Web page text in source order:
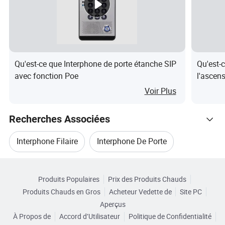
&téléphone AC110-240V
Le
Sonnette 1*Bouton de sonnette
Téléphone
2*Touche de déverrouillage
Métho
de
d'insta
Méthode
d'installati
on
La vis d'installation et de ruban
double face de l'installation
onnem
La
poussière
IP65
Qu'est-ce que Interphone de porte étanche SIP
avec fonction Poe
Voir Plus
Qu'est-
Recherches Associées
Interphone Filaire Interphone De Porte
Sonette RoHS Interphone Sans Fil
Produits Populaires
Prix des Produits Chauds
Produits Chauds en Gros
Acheteur Vedette de
Site PC
Aperçus
À Propos de
Accord d’Utilisateur
Politique de Confidentialité